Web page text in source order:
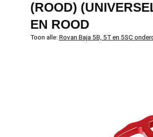
(ROOD)
EN ROOD
Toon alle:Rovan Baja 5B, 5T en 5SC